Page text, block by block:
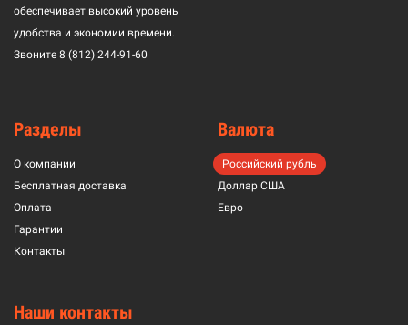
обеспечивает высокий уровень
удобства и экономии времени.
Звоните 8 (812) 244-91-60
Разделы
О компании
Бесплатная доставка
Оплата
Гарантии
Контакты
Валюта
Российский рубль
Доллар США
Евро
Наши контакты